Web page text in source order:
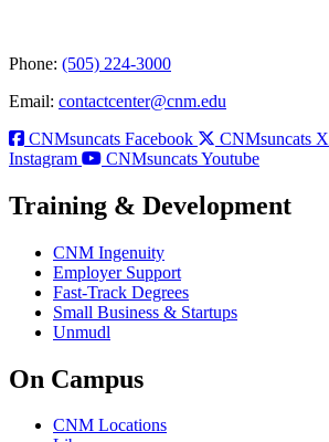
Phone: (505) 224-3000
Email: contactcenter@cnm.edu
CNMsuncats Facebook
CNMsuncats X
Instagram
CNMsuncats Youtube
Training & Development
CNM Ingenuity
Employer Support
Fast-Track Degrees
Small Business & Startups
Unmudl
On Campus
CNM Locations